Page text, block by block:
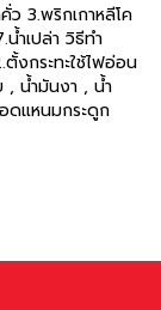
3.พริกเกาหลีโค
ำเปล่า วิธีทำ
, น้ำมันงา , น้ำ
ดแหนมกระดูก
มีวางจำหน่ายแล้วที่